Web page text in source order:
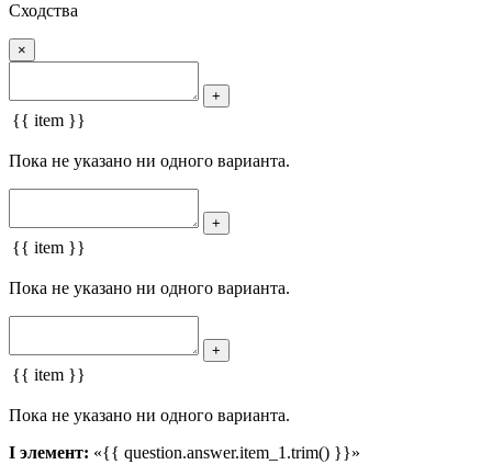
Сходства
×
+
{{ item }}
Пока не указано ни одного варианта.
+
{{ item }}
Пока не указано ни одного варианта.
+
{{ item }}
Пока не указано ни одного варианта.
I элемент: «{{ question.answer.item_1.trim() }}»